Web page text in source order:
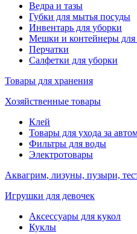
Ведра и тазы
Губки для мытья посуды
Инвентарь для уборки
Мешки и контейнеры для
Перчатки
Салфетки для уборки
Товары для хранения
Хозяйственные товары
Клей
Товары для ухода за
Фильтры для воды
Электротовары
Аквагрим, лизуны, пузыри,
Игрушки для девочек
Аксессуары для кукол
Куклы